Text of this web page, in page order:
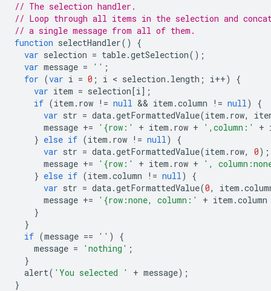
// The selection handler.
// Loop through all items in the selection and
// a single message from all of them.
function selectHandler()
{
var selection = table.getSelection();
var message = '' ;
for (var i = 0 ; i < selection . length ; i++)
{
var item = selection[i];
if (item . row != null && item .column != null)
{
var str = data.getFormattedValue(item . row,
message += '{row:' + item . row + ',column:' +
} else if (item . row != null)
{
var str = data.getFormattedValue(item . row, 0);
message += '{row:' + item . row +
',
} else if (item .column != null)
{
var str = data.getFormattedValue(0, item .
message += '{row:none, column:' + item .
}
}
if (message == '' )
{
message = 'nothing' ;
}
alert( 'You selected ' + message);
}